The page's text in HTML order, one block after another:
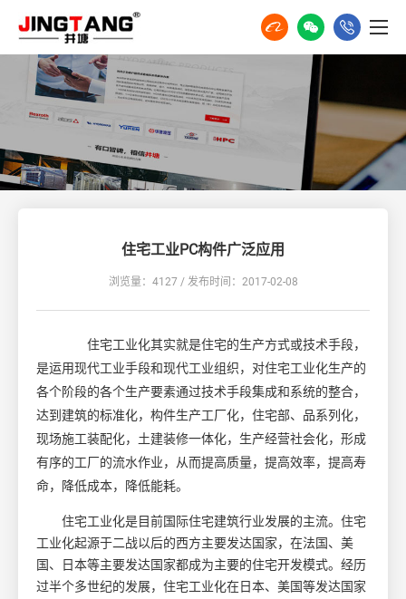
住宅工业PC构件广泛应用
浏览量：4127 / 发布时间：2017-02-08
住宅工业化其实就是住宅的生产方式或技术手段，
是运用现代工业手段和现代工业组织，对住宅工业化生产的
各个阶段的各个生产要素通过技术手段集成和系统的整合，
达到建筑的标准化，构件生产工厂化，住宅部、品系列化，
现场施工装配化，土建装修一体化，生产经营社会化，形成
有序的工厂的流水作业，从而提高质量，提高效率，提高寿
命，降低成本，降低能耗。
住宅工业化是目前国际住宅建筑行业发展的主流。住宅
工业化起源于二战以后的西方主要发达国家，在法国、美
国、日本等主要发达国家都成为主要的住宅开发模式。经历
过半个多世纪的发展，住宅工业化在日本、美国等发达国家